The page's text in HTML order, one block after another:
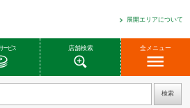
展開エリアについて
ービス 店舗検索 全メニュー